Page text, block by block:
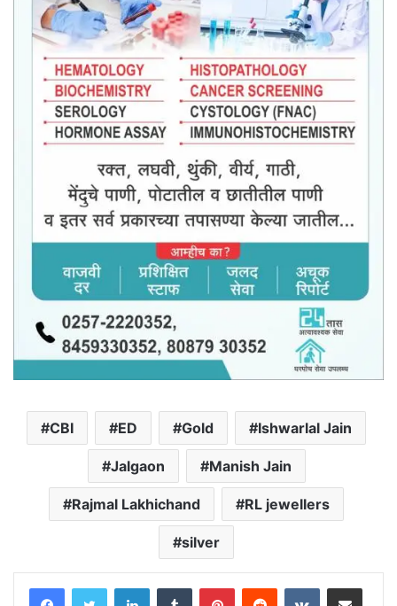
CBI ED Gold Ishwarlal Jain
Jalgaon Manish Jain
Rajmal Lakhichand RL jewellers
silver
LinkedInTumblr PinterestReddit VKontakteShare via Email